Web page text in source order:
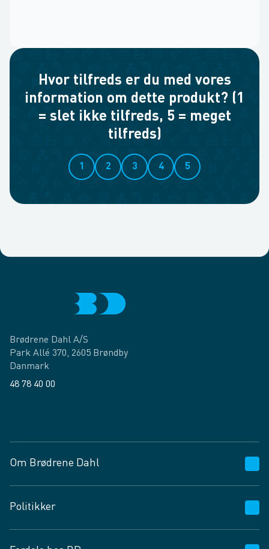
Hvor tilfreds er du med vores
information om dette produkt? (1
= slet ikke tilfreds, 5 = meget
tilfreds)
1 2 3 4 5
Brødrene Dahl A/S
Park Allé 370, 2605 Brøndby
Danmark
48 78 40 00
Om Brødrene Dahl
Vagttelefon 30 10 89 89
Spørgsmål og svar
Politikker